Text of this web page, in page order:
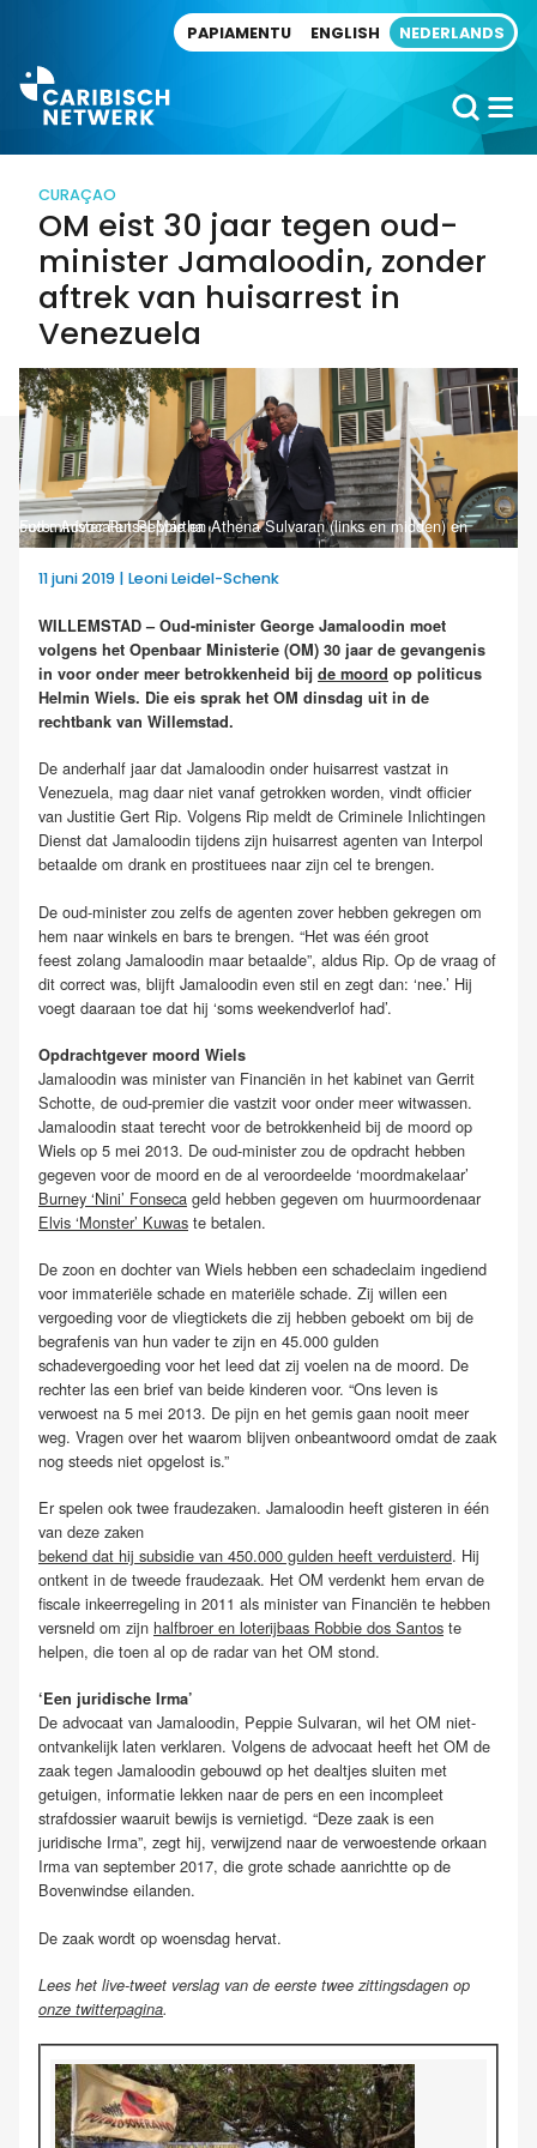
PAPIAMENTU ENGLISH NEDERLANDS
CURAÇAO
OM eist 30 jaar tegen oud-
minister Jamaloodin, zonder
aftrek van huisarrest in
Venezuela
Foto: Advocaten Peppie en Athena Sulvaran (links en midden) en oud-minister Rutsel Martha
11 juni 2019 | Leoni Leidel-Schenk
WILLEMSTAD – Oud-minister George Jamaloodin moet
volgens het Openbaar Ministerie (OM) 30 jaar de gevangenis
in voor onder meer betrokkenheid bij de moord op politicus
Helmin Wiels. Die eis sprak het OM dinsdag uit in de
rechtbank van Willemstad.
De anderhalf jaar dat Jamaloodin onder huisarrest vastzat in
Venezuela, mag daar niet vanaf getrokken worden, vindt officier
van Justitie Gert Rip. Volgens Rip meldt de Criminele Inlichtingen
Dienst dat Jamaloodin tijdens zijn huisarrest agenten van Interpol
betaalde om drank en prostituees naar zijn cel te brengen.
De oud-minister zou zelfs de agenten zover hebben gekregen om
hem naar winkels en bars te brengen. “Het was één groot
feest zolang Jamaloodin maar betaalde”, aldus Rip. Op de vraag of
dit correct was, blijft Jamaloodin even stil en zegt dan: ‘nee.’ Hij
voegt daaraan toe dat hij ‘soms weekendverlof had’.
Opdrachtgever moord Wiels
Jamaloodin was minister van Financiën in het kabinet van Gerrit
Schotte, de oud-premier die vastzit voor onder meer witwassen.
Jamaloodin staat terecht voor de betrokkenheid bij de moord op
Wiels op 5 mei 2013. De oud-minister zou de opdracht hebben
gegeven voor de moord en de al veroordeelde ‘moordmakelaar’
Burney ‘Nini’ Fonseca geld hebben gegeven om huurmoordenaar
Elvis ‘Monster’ Kuwas te betalen.
De zoon en dochter van Wiels hebben een schadeclaim ingediend
voor immateriële schade en materiële schade. Zij willen een
vergoeding voor de vliegtickets die zij hebben geboekt om bij de
begrafenis van hun vader te zijn en 45.000 gulden
schadevergoeding voor het leed dat zij voelen na de moord. De
rechter las een brief van beide kinderen voor. “Ons leven is
verwoest na 5 mei 2013. De pijn en het gemis gaan nooit meer
weg. Vragen over het waarom blijven onbeantwoord omdat de zaak
nog steeds niet opgelost is.”
Er spelen ook twee fraudezaken. Jamaloodin heeft gisteren in één
van deze zaken
bekend dat hij subsidie van 450.000 gulden heeft verduisterd. Hij
ontkent in de tweede fraudezaak. Het OM verdenkt hem ervan de
fiscale inkeerregeling in 2011 als minister van Financiën te hebben
versneld om zijn halfbroer en loterijbaas Robbie dos Santos te
helpen, die toen al op de radar van het OM stond.
‘Een juridische Irma’
De advocaat van Jamaloodin, Peppie Sulvaran, wil het OM niet-
ontvankelijk laten verklaren. Volgens de advocaat heeft het OM de
zaak tegen Jamaloodin gebouwd op het dealtjes sluiten met
getuigen, informatie lekken naar de pers en een incompleet
strafdossier waaruit bewijs is vernietigd. “Deze zaak is een
juridische Irma”, zegt hij, verwijzend naar de verwoestende orkaan
Irma van september 2017, die grote schade aanrichtte op de
Bovenwindse eilanden.
De zaak wordt op woensdag hervat.
Lees het live-tweet verslag van de eerste twee zittingsdagen op
onze twitterpagina.